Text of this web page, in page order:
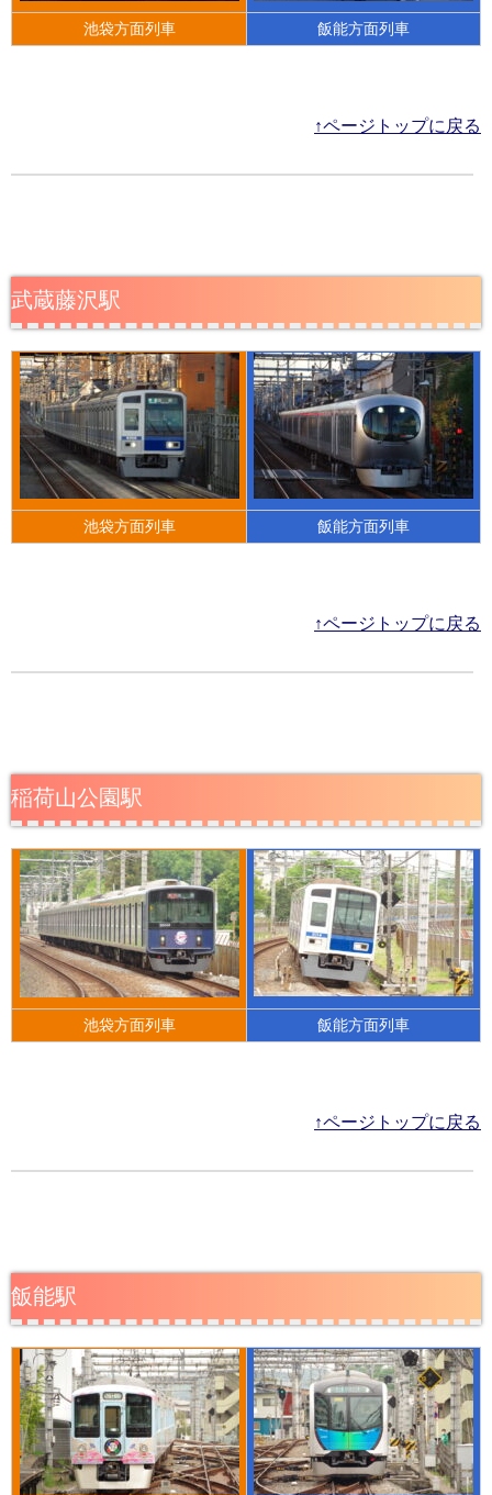
池袋方面列車 飯能方面列車
↑ページトップに戻る
武蔵藤沢駅
池袋方面列車 飯能方面列車
↑ページトップに戻る
稲荷山公園駅
池袋方面列車 飯能方面列車
↑ページトップに戻る
飯能駅